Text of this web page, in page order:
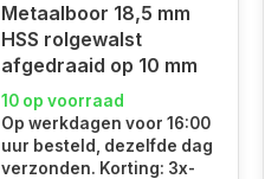
Metaalboor 18,5 mm
HSS rolgewalst
afgedraaid op 10 mm
10 op voorraad
Op werkdagen voor 16:00
uur besteld, dezelfde dag
verzonden. Korting: 3x-